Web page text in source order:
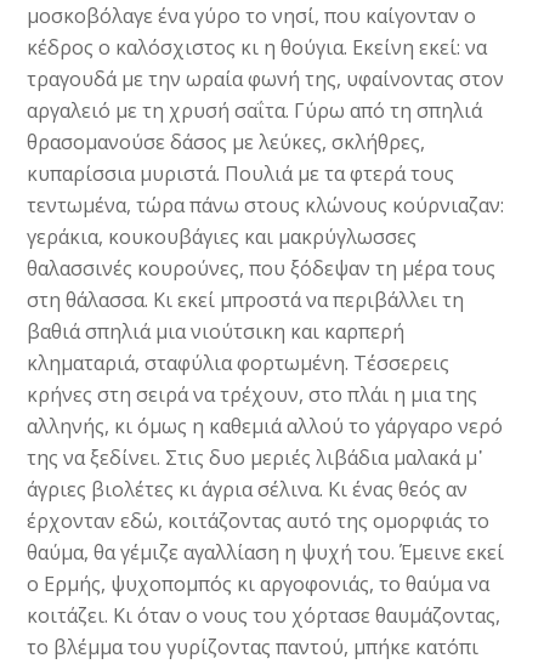
μοσκοβόλαγε ένα γύρο το νησί, που καίγονταν ο
κέδρος ο καλόσχιστος κι η θούγια. Εκείνη εκεί: να
τραγουδά με την ωραία φωνή της, υφαίνοντας στον
αργαλειό με τη χρυσή σαΐτα. Γύρω από τη σπηλιά
θρασομανούσε δάσος με λεύκες, σκλήθρες,
κυπαρίσσια μυριστά. Πουλιά με τα φτερά τους
τεντωμένα, τώρα πάνω στους κλώνους κούρνιαζαν:
γεράκια, κουκουβάγιες και μακρύγλωσσες
θαλασσινές κουρούνες, που ξόδεψαν τη μέρα τους
στη θάλασσα. Κι εκεί μπροστά να περιβάλλει τη
βαθιά σπηλιά μια νιούτσικη και καρπερή
κληματαριά, σταφύλια φορτωμένη. Τέσσερεις
κρήνες στη σειρά να τρέχουν, στο πλάι η μια της
αλληνής, κι όμως η καθεμιά αλλού το γάργαρο νερό
της να ξεδίνει. Στις δυο μεριές λιβάδια μαλακά μ᾽
άγριες βιολέτες κι άγρια σέλινα. Κι ένας θεός αν
έρχονταν εδώ, κοιτάζοντας αυτό της ομορφιάς το
θαύμα, θα γέμιζε αγαλλίαση η ψυχή του. Έμεινε εκεί
ο Ερμής, ψυχοπομπός κι αργοφονιάς, το θαύμα να
κοιτάζει. Κι όταν ο νους του χόρτασε θαυμάζοντας,
το βλέμμα του γυρίζοντας παντού, μπήκε κατόπι